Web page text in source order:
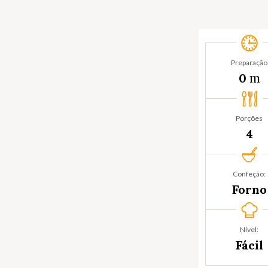
Preparação
0 m
Porções
4
Confeção:
Forno
Nível:
Fácil